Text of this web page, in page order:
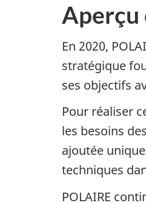
Aperçu
En 2020,
stratégique
ses objectifs
Pour réaliser
les besoins
ajoutée
techniques
POLAIRE